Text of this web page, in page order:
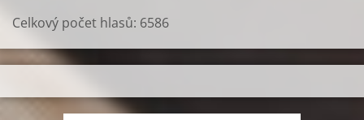
Celkový počet hlasů: 6586